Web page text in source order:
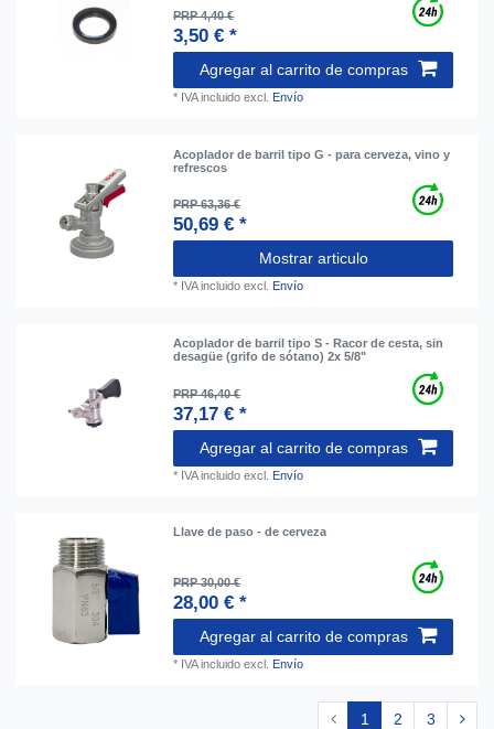
PRP 4,40 €
3,50 € *
Agregar al carrito de compras
* IVA incluido excl. Envío
Acoplador de barril tipo G - para cerveza, vino y
refrescos
PRP 63,36 €
50,69 € *
Mostrar articulo
* IVA incluido excl. Envío
Acoplador de barril tipo S - Racor de cesta, sin
desagüe (grifo de sótano) 2x 5/8"
PRP 46,40 €
37,17 € *
Agregar al carrito de compras
* IVA incluido excl. Envío
Llave de paso - de cerveza
PRP 30,00 €
28,00 € *
Agregar al carrito de compras
* IVA incluido excl. Envío
1 2 3